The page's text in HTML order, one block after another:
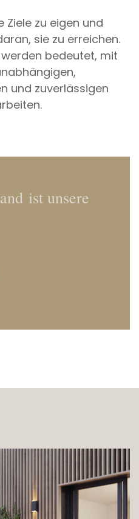
Ziele zu eigen und
sie zu erreichen.
bedeutet, mit
und zuverlässigen
​​​​​​ist unsere